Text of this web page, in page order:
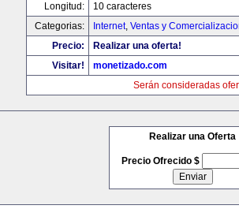
Longitud:
10 caracteres
Categorias:
Internet, Ventas y
Precio:
Realizar una oferta!
Visitar!
monetizado.com
Serán consideradas
Realizar una Oferta
Precio Ofrecido $